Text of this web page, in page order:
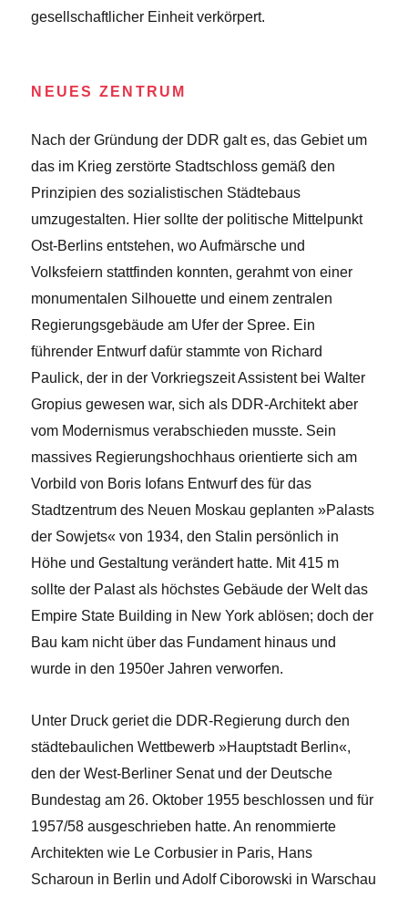
gesellschaftlicher Einheit verkörpert.
NEUES ZENTRUM
Nach der Gründung der DDR galt es, das Gebiet um
das im Krieg zerstörte Stadtschloss gemäß den
Prinzipien des sozialistischen Städtebaus
umzugestalten. Hier sollte der politische Mittelpunkt
Ost-Berlins entstehen, wo Aufmärsche und
Volksfeiern stattfinden konnten, gerahmt von einer
monumentalen Silhouette und einem zentralen
Regierungsgebäude am Ufer der Spree. Ein
führender Entwurf dafür stammte von Richard
Paulick, der in der Vorkriegszeit Assistent bei Walter
Gropius gewesen war, sich als DDR-Architekt aber
vom Modernismus verabschieden musste. Sein
massives Regierungshochhaus orientierte sich am
Vorbild von Boris Iofans Entwurf des für das
Stadtzentrum des Neuen Moskau geplanten »Palasts
der Sowjets« von 1934, den Stalin persönlich in
Höhe und Gestaltung verändert hatte. Mit 415 m
sollte der Palast als höchstes Gebäude der Welt das
Empire State Building in New York ablösen; doch der
Bau kam nicht über das Fundament hinaus und
wurde in den 1950er Jahren verworfen.
Unter Druck geriet die DDR-Regierung durch den
städtebaulichen Wettbewerb »Hauptstadt Berlin«,
den der West-Berliner Senat und der Deutsche
Bundestag am 26. Oktober 1955 beschlossen und für
1957/58 ausgeschrieben hatte. An renommierte
Architekten wie Le Corbusier in Paris, Hans
Scharoun in Berlin und Adolf Ciborowski in Warschau